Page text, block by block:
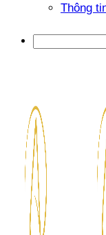
Thông